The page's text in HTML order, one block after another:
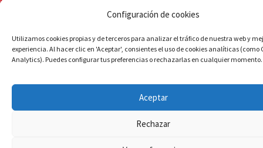
Configuración de cookies
Utilizamos cookies propias y de terceros para analizar el tráfico de nuestra web y
experiencia. Al hacer clic en 'Aceptar', consientes el uso de cookies analíticas (como
Analytics). Puedes configurar tus preferencias o rechazarlas en cualquier momento.
Aceptar
Rechazar